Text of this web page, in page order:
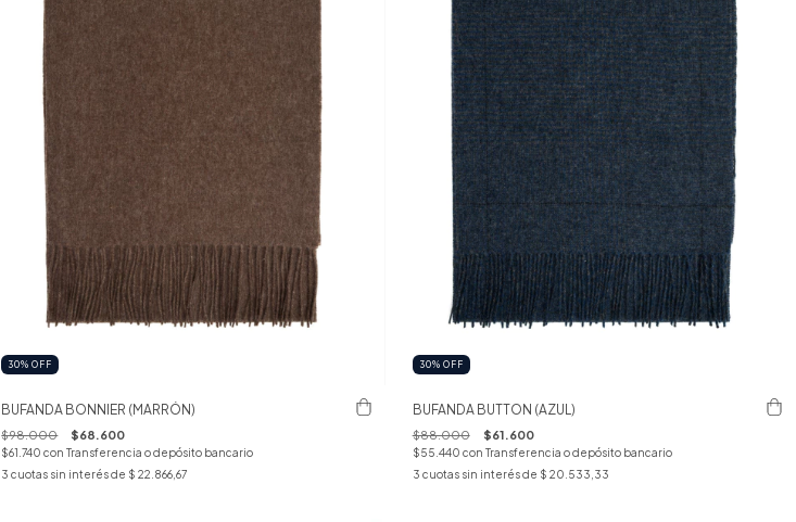
30%OFF
BUFANDA BONNIER (MARRÓN)
$98.000 $68.600
$61.740con Transferencia o depósito bancario
3 cuotas sin interés de $ 22.866,67
30% OFF
BUFANDA BUTTON (AZUL)
$88.000 $61.600
$55.440 con Transferencia o depósito bancario
3 cuotas sin interés de $ 20.533,33